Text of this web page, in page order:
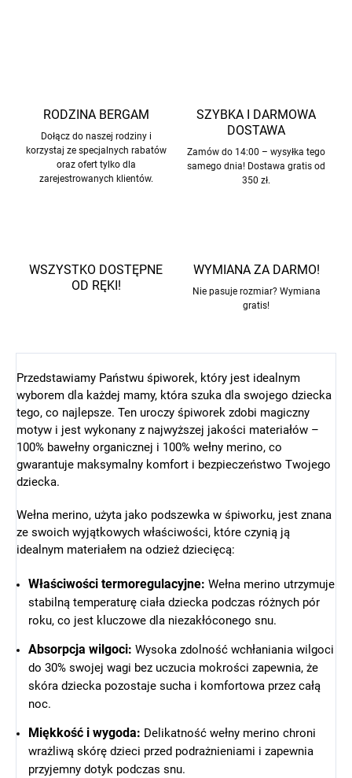
RODZINA BERGAM
Dołącz do naszej rodziny i
korzystaj ze specjalnych rabatów
oraz ofert tylko dla
zarejestrowanych klientów.
SZYBKA I DARMOWA
DOSTAWA
Zamów do 14:00 – wysyłka tego
samego dnia! Dostawa gratis od
350 zł.
WSZYSTKO DOSTĘPNE
OD RĘKI!
WYMIANA ZA DARMO!
Nie pasuje rozmiar? Wymiana
gratis!
Przedstawiamy Państwu śpiworek, który jest idealnym
wyborem dla każdej mamy, która szuka dla swojego dziecka
tego, co najlepsze. Ten uroczy śpiworek zdobi magiczny
motyw i jest wykonany z najwyższej jakości materiałów –
100% bawełny organicznej i 100% wełny merino, co
gwarantuje maksymalny komfort i bezpieczeństwo Twojego
dziecka.
Wełna merino, użyta jako podszewka w śpiworku, jest znana
ze swoich wyjątkowych właściwości, które czynią ją
idealnym materiałem na odzież dziecięcą:
Właściwości termoregulacyjne: Wełna merino utrzymuje
stabilną temperaturę ciała dziecka podczas różnych pór
roku, co jest kluczowe dla niezakłóconego snu.
Absorpcja wilgoci: Wysoka zdolność wchłaniania wilgoci
do 30% swojej wagi bez uczucia mokrości zapewnia, że
skóra dziecka pozostaje sucha i komfortowa przez całą
noc.
Miękkość i wygoda: Delikatność wełny merino chroni
wrażliwą skórę dzieci przed podrażnieniami i zapewnia
przyjemny dotyk podczas snu.